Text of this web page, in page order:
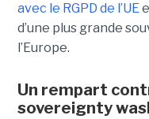
avec le RGPD de l’UE
d’une plus grande
l’Europe.
Un rempart
sovereignty